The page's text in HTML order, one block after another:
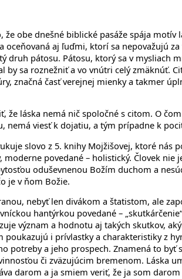
obe dnešné biblické pasáže spája
oceňovaná aj ľuďmi, ktorí sa nepovažujú
druh pátosu. Pátosu, ktorý sa v
by sa roznežniť a vo vnútri celý zmäknúť.
značná časť verejnej mienky a takmer
láska nemá nič spoločné s citom. O
viesť k dojatiu, a tým prípadne k
slovo z 5. knihy Mojžišovej, ktoré nás
povedané – holistický. Človek
oduševnenou Božím duchom a
je v ňom Božie.
nebyť len divákom a štatistom, ale
hantýrkou povedané –
význam a hodnotu aj takých skutkov,
i prívlastky a charakteristiky z
potreby a jeho prospech. Znamená to
či zväzujúcim bremenom. Láska
darom a ja smiem veriť, že ja som